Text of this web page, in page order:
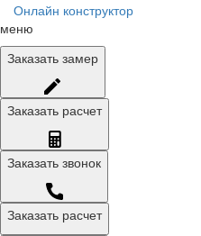
Онлайн конструктор
меню
Заказать замер
Заказать расчет
Заказать звонок
Заказать расчет